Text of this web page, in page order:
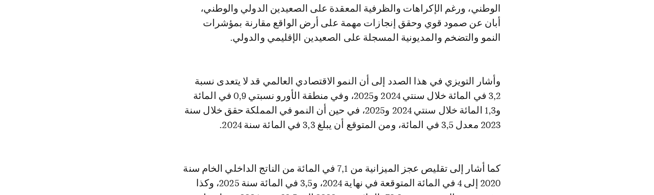
الوطني، ورغم الإكراهات والظرفية المعقدة على الصعيدين الدولي والوطني،
أبان عن صمود قوي وحقق إنجازات مهمة على أرض الواقع مقارنة بمؤشرات
النمو والتضخم والمديونية المسجلة على الصعيدين الإقليمي والدولي.
وأشار التويزي في هذا الصدد إلى أن النمو الاقتصادي العالمي قد لا يتعدى نسبة
3,2 في المائة خلال سنتي 2024 و2025، وفي منطقة الأورو نسبتي 0,9 في المائة
و1,3 المائة خلال سنتي 2024 و2025، في حين أن النمو في المملكة حقق خلال سنة
2023 معدل 3,5 في المائة، ومن المتوقع أن يبلغ 3,3 في المائة سنة 2024.
كما أشار إلى تقليص عجز الميزانية من 7,1 في المائة من الناتج الداخلي الخام سنة
2020 إلى 4 في المائة المتوقعة في نهاية 2024، و3,5 في المائة سنة 2025، وكذا